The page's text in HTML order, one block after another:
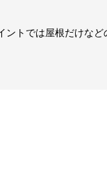
ントでは屋根だけな